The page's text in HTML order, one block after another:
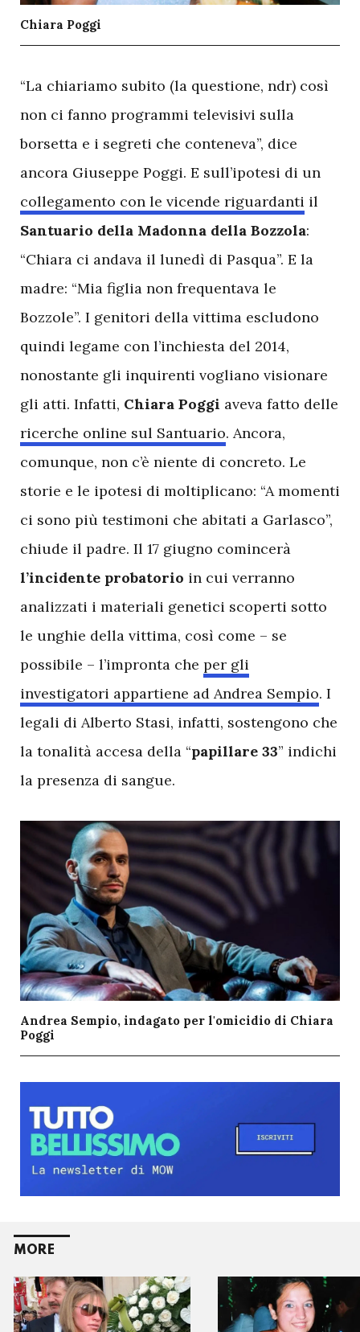
Chiara Poggi
“La chiariamo subito (la questione, ndr) così
non ci fanno programmi televisivi sulla
borsetta e i segreti che conteneva”, dice
ancora Giuseppe Poggi. E sull’ipotesi di un
collegamento con le vicende riguardanti il
Santuario della Madonna della Bozzola:
“Chiara ci andava il lunedì di Pasqua”. E la
madre: “Mia figlia non frequentava le
Bozzole”. I genitori della vittima escludono
quindi legame con l’inchiesta del 2014,
nonostante gli inquirenti vogliano visionare
gli atti. Infatti, Chiara Poggi aveva fatto delle
ricerche online sul Santuario. Ancora,
comunque, non c’è niente di concreto. Le
storie e le ipotesi di moltiplicano: “A momenti
ci sono più testimoni che abitati a Garlasco”,
chiude il padre. Il 17 giugno comincerà
l’incidente probatorio in cui verranno
analizzati i materiali genetici scoperti sotto
le unghie della vittima, così come – se
possibile – l’impronta che per gli
investigatori appartiene ad Andrea Sempio. I
legali di Alberto Stasi, infatti, sostengono che
la tonalità accesa della “papillare 33” indichi
la presenza di sangue.
Andrea Sempio, indagato per l'omicidio di Chiara
Poggi
MORE